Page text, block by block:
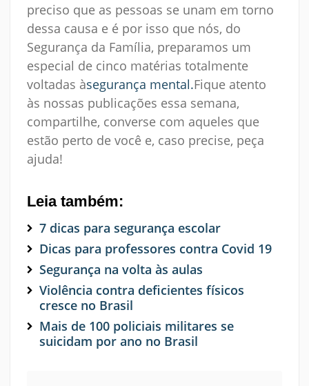
preciso que as pessoas se unam em torno
dessa causa e é por isso que nós, do
Segurança da Família, preparamos um
especial de cinco matérias totalmente
voltadas àsegurança mental.Fique atento
às nossas publicações essa semana,
compartilhe, converse com aqueles que
estão perto de você e, caso precise, peça
ajuda!
Leia também:
7 dicas para segurança escolar
Dicas para professores contra Covid 19
Segurança na volta às aulas
Violência contra deficientes físicos
cresce no Brasil
Mais de 100 policiais militares se
suicidam por ano no Brasil